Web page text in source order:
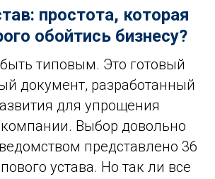
простота, которая
обойтись бизнесу?
типовым. Это готовый
документ, разработанный
для упрощения
компании. Выбор довольно
представлено 36
устава. Но так ли все